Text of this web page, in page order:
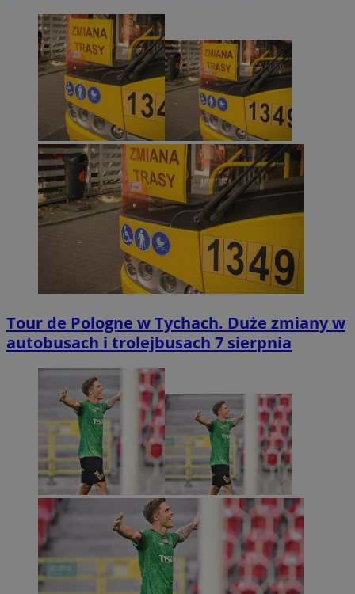
Tour de Pologne w Tychach. Duże zmiany w
autobusach i trolejbusach 7 sierpnia